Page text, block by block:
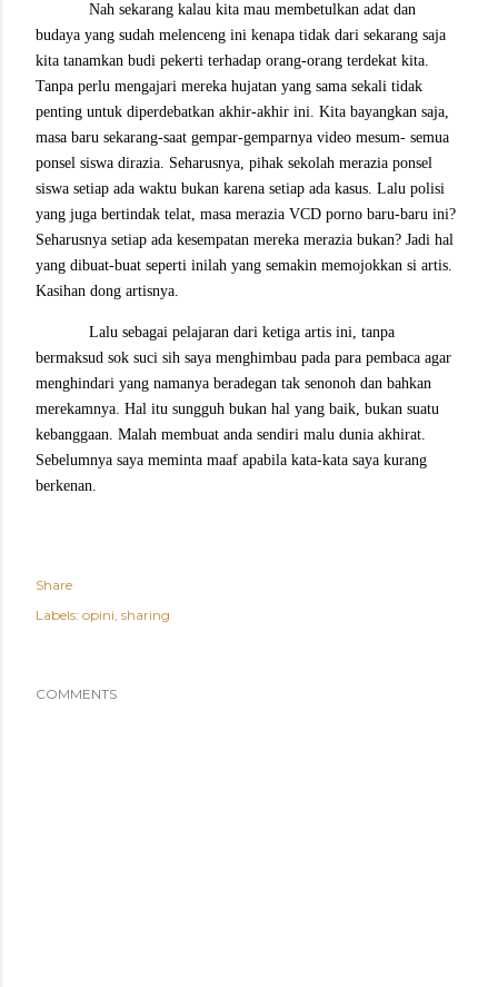
Nah sekarang kalau kita mau membetulkan adat dan
budaya yang sudah melenceng ini kenapa tidak dari sekarang saja
kita tanamkan budi pekerti terhadap orang-orang terdekat kita.
Tanpa perlu mengajari mereka hujatan yang sama sekali tidak
penting untuk diperdebatkan akhir-akhir ini. Kita bayangkan saja,
masa baru sekarang-saat gempar-gemparnya video mesum- semua
ponsel siswa dirazia. Seharusnya, pihak sekolah merazia ponsel
siswa setiap ada waktu bukan karena setiap ada kasus. Lalu polisi
yang juga bertindak telat, masa merazia VCD porno baru-baru ini?
Seharusnya setiap ada kesempatan mereka merazia bukan? Jadi hal
yang dibuat-buat seperti inilah yang semakin memojokkan si artis.
Kasihan dong artisnya.
Lalu sebagai pelajaran dari ketiga artis ini, tanpa
bermaksud sok suci sih saya menghimbau pada para pembaca agar
menghindari yang namanya beradegan tak senonoh dan bahkan
merekamnya. Hal itu sungguh bukan hal yang baik, bukan suatu
kebanggaan. Malah membuat anda sendiri malu dunia akhirat.
Sebelumnya saya meminta maaf apabila kata-kata saya kurang
berkenan.
Share
Labels: opini sharing
COMMENTS